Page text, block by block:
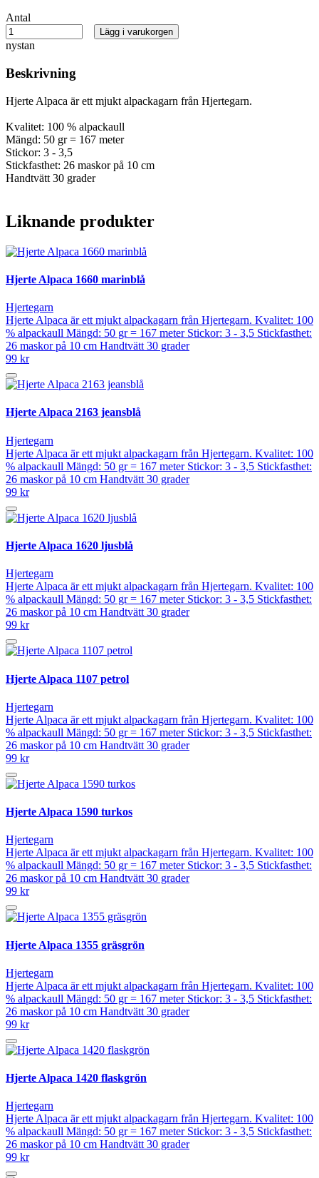
Antal
nystan
Lägg i varukorgen
Beskrivning
Hjerte Alpaca är ett mjukt alpackagarn från Hjertegarn.
Kvalitet: 100 % alpackaull
Mängd: 50 gr = 167 meter
Stickor: 3 - 3,5
Stickfasthet: 26 maskor på 10 cm
Handtvätt 30 grader
Liknande produkter
Hjerte Alpaca 1660 marinblå
Hjertegarn
Hjerte Alpaca är ett mjukt alpackagarn från Hjertegarn. Kvalitet: 100
% alpackaull Mängd: 50 gr = 167 meter Stickor: 3 - 3,5 Stickfasthet:
26 maskor på 10 cm Handtvätt 30 grader
99 kr
Hjerte Alpaca 2163 jeansblå
Hjertegarn
Hjerte Alpaca är ett mjukt alpackagarn från Hjertegarn. Kvalitet: 100
% alpackaull Mängd: 50 gr = 167 meter Stickor: 3 - 3,5 Stickfasthet:
26 maskor på 10 cm Handtvätt 30 grader
99 kr
Hjerte Alpaca 1620 ljusblå
Hjertegarn
Hjerte Alpaca är ett mjukt alpackagarn från Hjertegarn. Kvalitet: 100
% alpackaull Mängd: 50 gr = 167 meter Stickor: 3 - 3,5 Stickfasthet:
26 maskor på 10 cm Handtvätt 30 grader
99 kr
Hjerte Alpaca 1107 petrol
Hjertegarn
Hjerte Alpaca är ett mjukt alpackagarn från Hjertegarn. Kvalitet: 100
% alpackaull Mängd: 50 gr = 167 meter Stickor: 3 - 3,5 Stickfasthet:
26 maskor på 10 cm Handtvätt 30 grader
99 kr
Hjerte Alpaca 1590 turkos
Hjertegarn
Hjerte Alpaca är ett mjukt alpackagarn från Hjertegarn. Kvalitet: 100
% alpackaull Mängd: 50 gr = 167 meter Stickor: 3 - 3,5 Stickfasthet:
26 maskor på 10 cm Handtvätt 30 grader
99 kr
Hjerte Alpaca 1355 gräsgrön
Hjertegarn
Hjerte Alpaca är ett mjukt alpackagarn från Hjertegarn. Kvalitet: 100
% alpackaull Mängd: 50 gr = 167 meter Stickor: 3 - 3,5 Stickfasthet:
26 maskor på 10 cm Handtvätt 30 grader
99 kr
Hjerte Alpaca 1420 flaskgrön
Hjertegarn
Hjerte Alpaca är ett mjukt alpackagarn från Hjertegarn. Kvalitet: 100
% alpackaull Mängd: 50 gr = 167 meter Stickor: 3 - 3,5 Stickfasthet:
26 maskor på 10 cm Handtvätt 30 grader
99 kr